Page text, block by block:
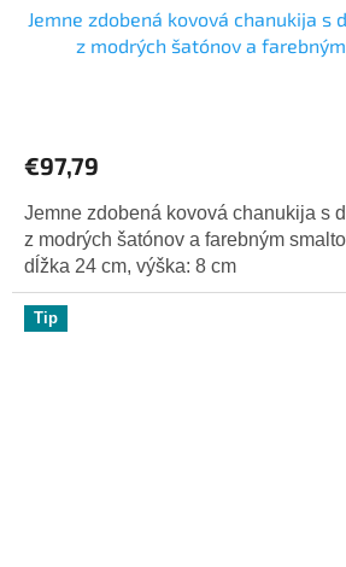
Jemne zdobená kovová chanukija s
z modrých šatónov a
€97,79
Jemne zdobená kovová chanukija s
z modrých šatónov a farebným
dĺžka 24 cm, výška: 8 cm
Tip